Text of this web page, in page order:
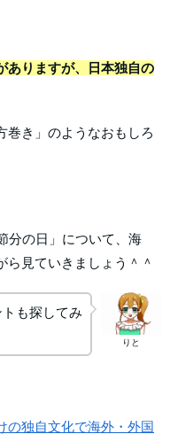
ありますが、日本独自の
き」のようなおもしろ
分の日」について、海
ら見ていきましょう＾＾
りと
も探してみ
独自文化で海外・外国